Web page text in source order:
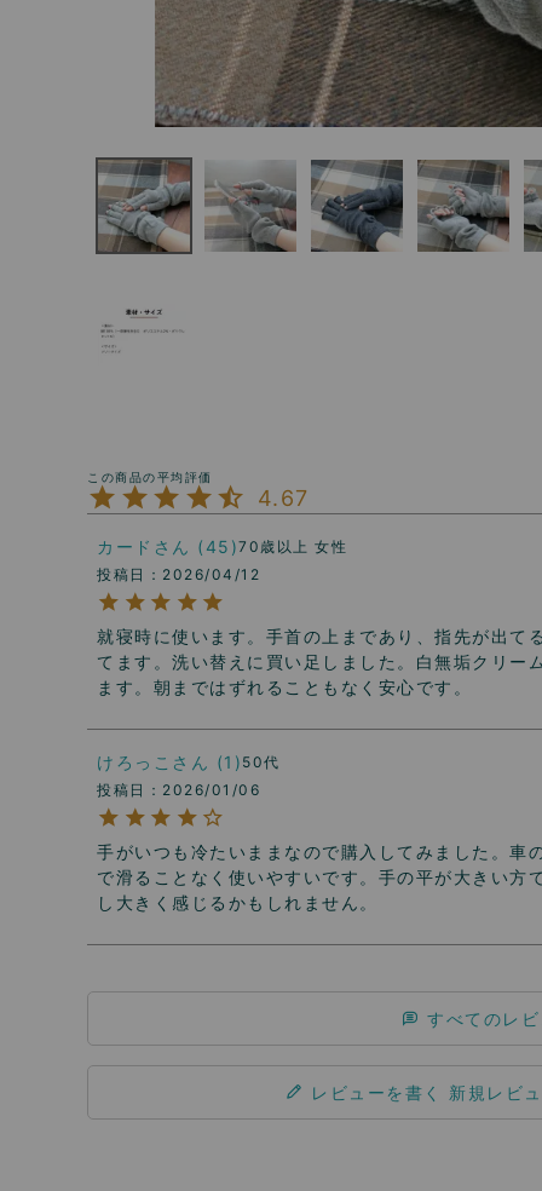
4.67
カード 45 70歳以上 女性
投稿日
2026/04/12
就寝時に使います。手首の上まであり、指先が出て
てます。洗い替えに買い足しました。白無垢クリー
ます。朝まではずれることもなく安心です。
けろっこ 1
50代
投稿日
2026/01/06
手がいつも冷たいままなので購入してみました。車
で滑ることなく使いやすいです。手の平が大きい方
し大きく感じるかもしれません。
すべてのレ
レビューを書く